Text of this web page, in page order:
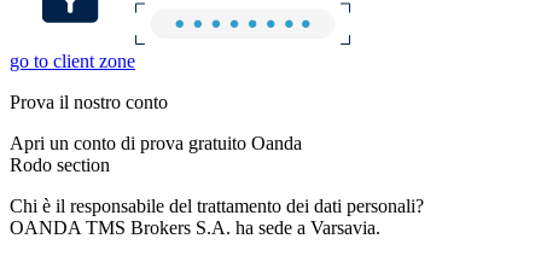
go to client zone
Prova il nostro conto
Apri un conto di prova gratuito Oanda
Rodo section
Chi è il responsabile del trattamento dei dati personali?
OANDA TMS Brokers S.A. ha sede a Varsavia.